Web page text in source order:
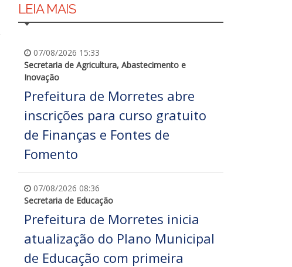
LEIA MAIS
07/08/2026 15:33
Secretaria de Agricultura, Abastecimento e
Inovação
Prefeitura de Morretes abre
inscrições para curso gratuito
de Finanças e Fontes de
Fomento
07/08/2026 08:36
Secretaria de Educação
Prefeitura de Morretes inicia
atualização do Plano Municipal
de Educação com primeira